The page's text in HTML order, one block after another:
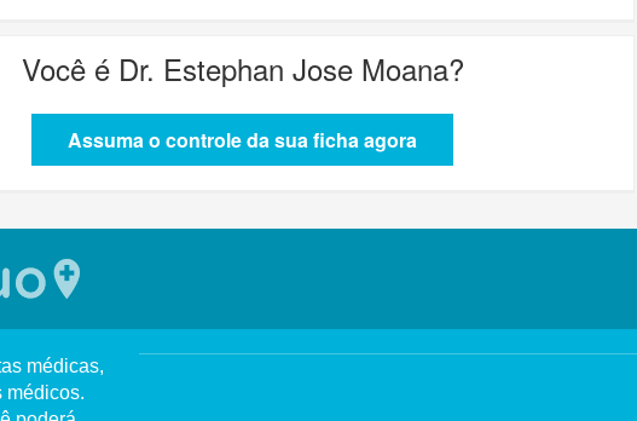
Você é Dr. Estephan Jose Moana?
Assuma o controle da sua ficha agora
médicas,
médicos.